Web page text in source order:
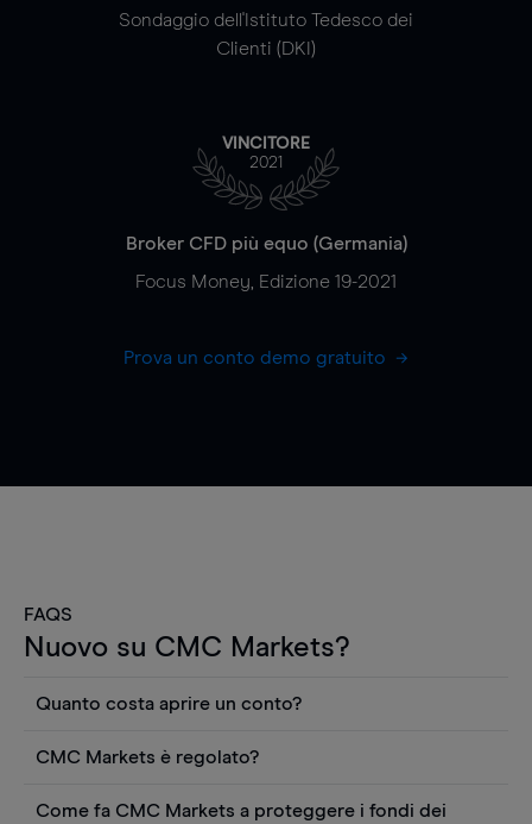
Sondaggio dell'Istituto Tedesco dei
Clienti (DKI)
VINCITORE
2021
Broker CFD più equo (Germania)
Focus Money, Edizione 19-2021
Prova un conto demo gratuito
FAQS
Nuovo su CMC Markets?
Quanto costa aprire un conto?
Puoi anche visualizzare gratuitamente i prezzi e
utilizzare strumenti come grafici, notizie Reuters
CMC Markets è regolato?
Come fa CMC Markets a proteggere i fondi dei